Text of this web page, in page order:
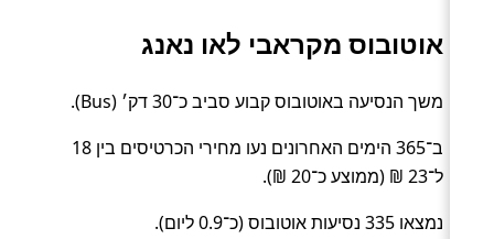
אוטובוס מקראבי לאו נאנג
משך הנסיעה באוטובוס קבוע סביב כ־30 דק׳ (Bus).
ב־365 הימים האחרונים נעו מחירי הכרטיסים בין 18
ל־23 ₪ (ממוצע כ־20 ₪).
נמצאו 335 נסיעות אוטובוס (כ־0.9 ליום).